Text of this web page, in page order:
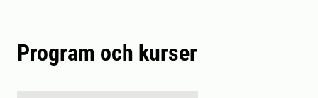
Program och kurser